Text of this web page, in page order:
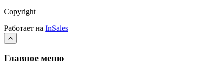
Copyright
Работает на InSales
Главное меню